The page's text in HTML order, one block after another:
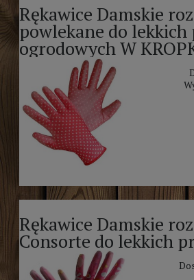
Rękawice Damskie
powlekane do lekkich
ogrodowych W
Rękawice Damskie
Consorte do lekkich